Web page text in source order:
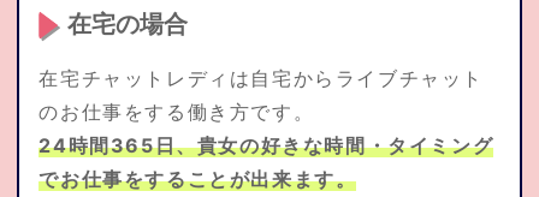
在宅の場合
在宅チャットレディは自宅からライブチャット
のお仕事をする働き方です。
24時間365日、貴女の好きな時間・タイミング
でお仕事をすることが出来ます。